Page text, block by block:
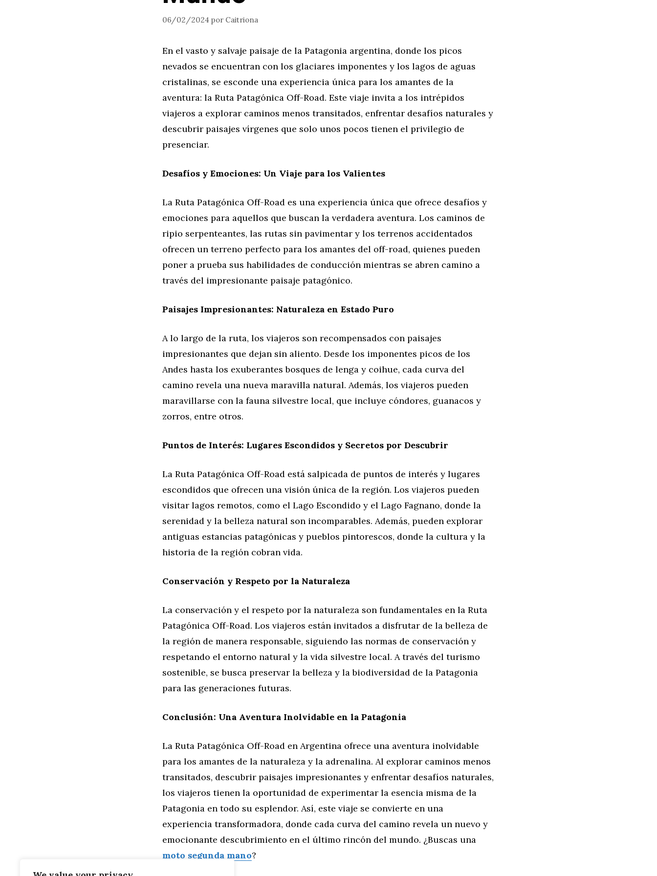
06/02/2024 por Caitriona
En el vasto y salvaje paisaje de la Patagonia argentina, donde los picos
nevados se encuentran con los glaciares imponentes y los lagos de aguas
cristalinas, se esconde una experiencia única para los amantes de la
aventura: la Ruta Patagónica Off-Road. Este viaje invita a los intrépidos
viajeros a explorar caminos menos transitados, enfrentar desafíos naturales y
descubrir paisajes vírgenes que solo unos pocos tienen el privilegio de
presenciar.
Desafíos y Emociones: Un Viaje para los Valientes
La Ruta Patagónica Off-Road es una experiencia única que ofrece desafíos y
emociones para aquellos que buscan la verdadera aventura. Los caminos de
ripio serpenteantes, las rutas sin pavimentar y los terrenos accidentados
ofrecen un terreno perfecto para los amantes del off-road, quienes pueden
poner a prueba sus habilidades de conducción mientras se abren camino a
través del impresionante paisaje patagónico.
Paisajes Impresionantes: Naturaleza en Estado Puro
A lo largo de la ruta, los viajeros son recompensados con paisajes
impresionantes que dejan sin aliento. Desde los imponentes picos de los
Andes hasta los exuberantes bosques de lenga y coihue, cada curva del
camino revela una nueva maravilla natural. Además, los viajeros pueden
maravillarse con la fauna silvestre local, que incluye cóndores, guanacos y
zorros, entre otros.
Puntos de Interés: Lugares Escondidos y Secretos por Descubrir
La Ruta Patagónica Off-Road está salpicada de puntos de interés y lugares
escondidos que ofrecen una visión única de la región. Los viajeros pueden
visitar lagos remotos, como el Lago Escondido y el Lago Fagnano, donde la
serenidad y la belleza natural son incomparables. Además, pueden explorar
antiguas estancias patagónicas y pueblos pintorescos, donde la cultura y la
historia de la región cobran vida.
Conservación y Respeto por la Naturaleza
La conservación y el respeto por la naturaleza son fundamentales en la Ruta
Patagónica Off-Road. Los viajeros están invitados a disfrutar de la belleza de
la región de manera responsable, siguiendo las normas de conservación y
respetando el entorno natural y la vida silvestre local. A través del turismo
sostenible, se busca preservar la belleza y la biodiversidad de la Patagonia
para las generaciones futuras.
Conclusión: Una Aventura Inolvidable en la Patagonia
La Ruta Patagónica Off-Road en Argentina ofrece una aventura inolvidable
para los amantes de la naturaleza y la adrenalina. Al explorar caminos menos
transitados, descubrir paisajes impresionantes y enfrentar desafíos naturales,
los viajeros tienen la oportunidad de experimentar la esencia misma de la
Patagonia en todo su esplendor. Así, este viaje se convierte en una
experiencia transformadora, donde cada curva del camino revela un nuevo y
emocionante descubrimiento en el último rincón del mundo. ¿Buscas una
moto segunda mano?